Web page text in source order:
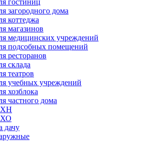
гостиниц
загородного дома
коттеджа
магазинов
медицинских учреждений
подсобных помещений
ресторанов
склада
театров
учебных учреждений
хозблока
частного дома
дачу